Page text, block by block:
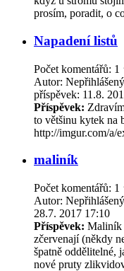
prosím, poradit, o
Napadení listů
Počet komentářů: 1
Autor:
příspěvek: 11.8.
Příspěvek:
to většinu kytek na
http://imgur.com/a/
maliník
Počet komentářů: 1
Autor:
28.7. 2017 17:10
Příspěvek: Maliník
zčervenají (někdy
špatně oddělitelné,
nové pruty